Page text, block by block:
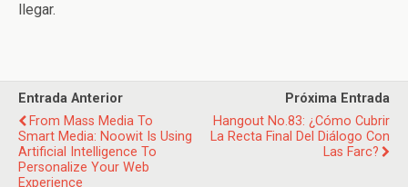
llegar.
Entrada Anterior
From Mass Media To
Smart Media: Noowit Is Using
Artificial Intelligence To
Personalize Your Web
Experience
Próxima Entrada
Hangout No.83: ¿Cómo Cubrir
La Recta Final Del Diálogo Con
Las Farc?